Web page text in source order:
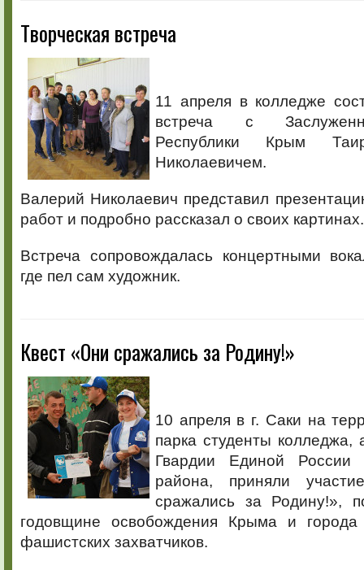
Творческая встреча
11 апреля в колледже
встреча с
Республики Крым
Николаевичем.
Валерий Николаевич представил
работ и подробно рассказал о своих картинах.
Встреча сопровождалась концертными
где пел сам художник.
Квест «Они сражались за Родину!»
10 апреля в г. Саки на
парка студенты колледжа,
Гвардии Единой России
района, приняли
сражались за Родину!»,
годовщине освобождения Крыма и
фашистских захватчиков.